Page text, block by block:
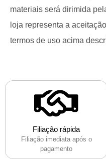
materiais será dirimida
loja representa a
termos de uso acima
Filiação rápida
Filiação imediata após o
pagamento